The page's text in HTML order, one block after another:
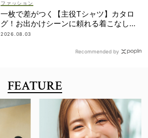
ファッション
一枚で差がつく【主役Tシャツ】カタロ
グ！お出かけシーンに頼れる着こなし実
例も
2026.08.03
Recommended by
FEATURE